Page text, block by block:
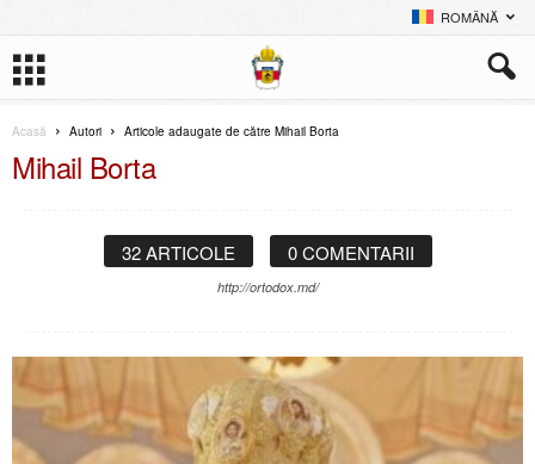
ROMÂNĂ
Acasă Autori Articole adaugate de către Mihail Borta
Mihail Borta
32 ARTICOLE 0 COMENTARII
http://ortodox.md/